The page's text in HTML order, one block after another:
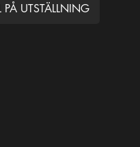
PÅ UTSTÄLLNING